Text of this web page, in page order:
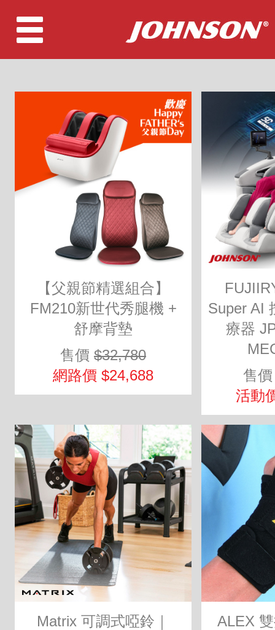
【父親節精選組合】
FM210新世代秀腿機 +
舒摩背墊
售價 $32,780
網路價 $24,688
Super AI
療器
售
活動
Matrix 可調式啞鈴｜
ALEX